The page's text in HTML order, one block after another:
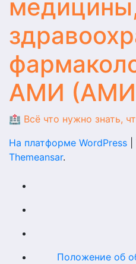
АМИ
🏥 Всё что нужно знать,
На платформе WordPress
Themeansar.
Положение об